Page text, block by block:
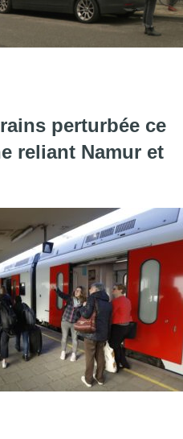
: les riverains du
perturbée ce
reliant Namur et
circulation des trains